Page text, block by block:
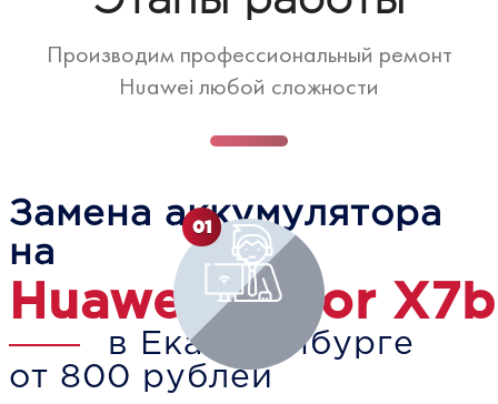
Замена аккумулятора
на
Huawei Honor X7b
в Екатеринбурге
от 800 рублей
Производим профессиональный ремонт
Huawei любой сложности
01